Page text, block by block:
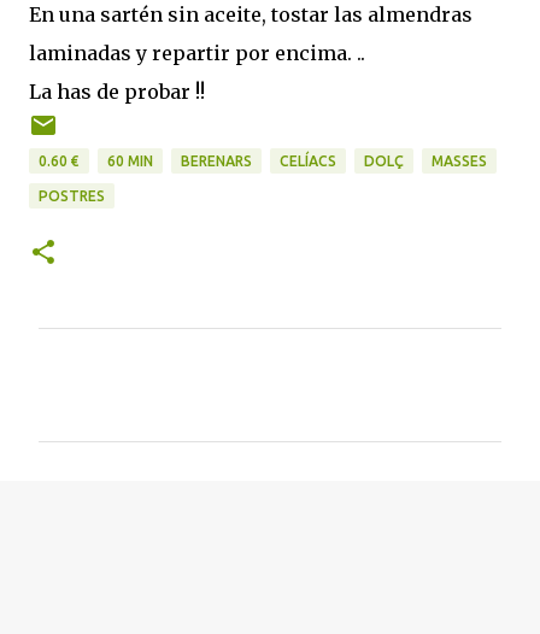
En una sartén sin aceite, tostar las almendras
laminadas y repartir por encima. ..
La has de probar !!
0.60 € 60 MIN BERENARS CELÍACS DOLÇ MASSES
POSTRES